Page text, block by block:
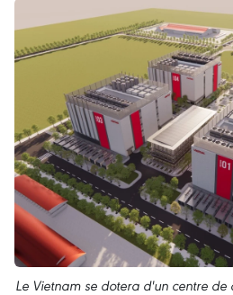
Le Vietnam se dotera d'un centre